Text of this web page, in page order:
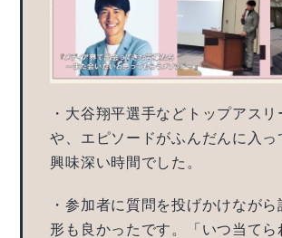
・大谷翔平選手などトップアス
や、エピソードがふんだんに入っ
興味深い時間でした。
・参加者に質問を投げかけながら
形も良かったです。「いつ当てら